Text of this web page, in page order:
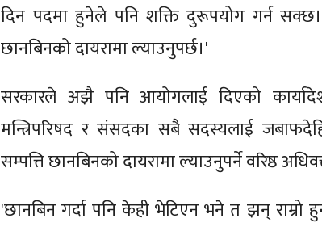
दिन पदमा हुनेले पनि शक्ति दुरूपयोग गर्न
छानबिनको दायरामा ल्याउनुपर्छ।'
सरकारले अझै पनि आयोगलाई दिएको
मन्त्रिपरिषद र संसदका सबै सदस्यलाई
सम्पत्ति छानबिनको दायरामा ल्याउनुपर्ने वरिष्ठ
'छानबिन गर्दा पनि केही भेटिएन भने त झन्